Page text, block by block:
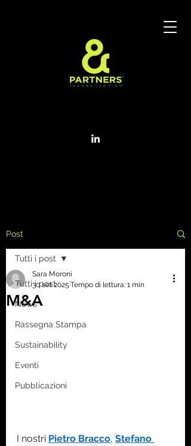
Post
Tutti i post
News
Rassegna Stampa
Sustainability
Eventi
Pubblicazioni
Tutti i post
M&A
Sara Moroni
30 set 2025 Tempo di lettura: 1 min
I nostri Pietro Bracco, Stefano